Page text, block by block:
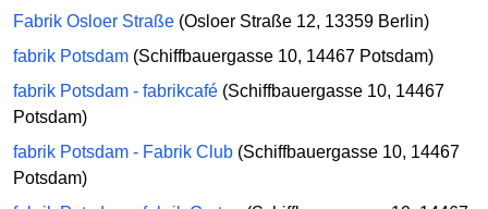
Fabrik Osloer Straße (Osloer Straße 12, 13359 Berlin)
fabrik Potsdam (Schiffbauergasse 10, 14467 Potsdam)
fabrik Potsdam - fabrikcafé (Schiffbauergasse 10, 14467
Potsdam)
fabrik Potsdam - Fabrik Club (Schiffbauergasse 10, 14467
Potsdam)